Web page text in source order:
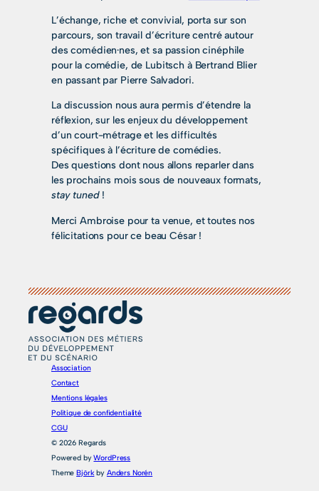
L’échange, riche et convivial, porta sur son
parcours, son travail d’écriture centré autour
des comédien·nes, et sa passion cinéphile
pour la comédie, de Lubitsch à Bertrand Blier
en passant par Pierre Salvadori.
La discussion nous aura permis d’étendre la
réflexion, sur les enjeux du développement
d’un court-métrage et les difficultés
spécifiques à l’écriture de comédies.
Des questions dont nous allons reparler dans
les prochains mois sous de nouveaux formats,
stay tuned!
Merci Ambroise pour ta venue, et toutes nos
félicitations pour ce beau César !
Association
Contact
Mentions légales
Politique de confidentialité
CGU
© 2026 Regards
Powered byWordPress
ThemeBjörkby Anders Norén